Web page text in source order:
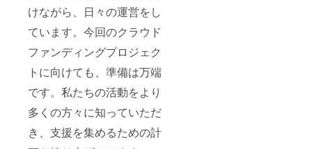
けながら、日々の運営をし
ています。今回のクラウド
ファンディングプロジェク
トに向けても、準備は万端
です。私たちの活動をより
多くの方々に知っていただ
き、支援を集めるための計